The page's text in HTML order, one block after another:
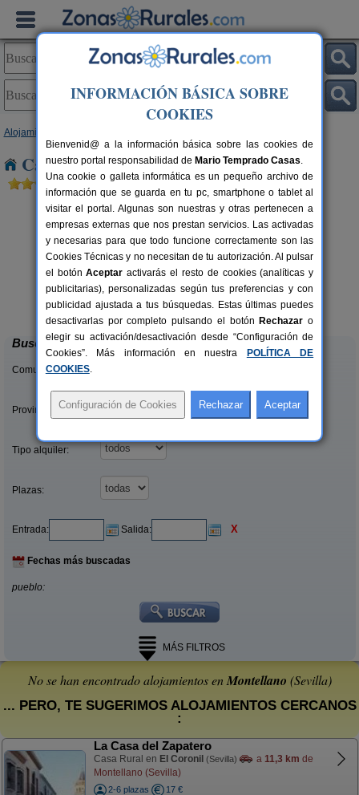
Alojamientos
Casas Rurales cerca de Montellano
2-22+3 pers.
desde15 €
Hacienda San José
Carmona (Sevilla)
Buscar
Comunidades:
Provincias/Islas:
Tipo alquiler:
Plazas:
Entrada: Salida: X
Fechas más buscadas
pueblo:
MÁS FILTROS
No se han encontrado alojamientos enMontellano (Sevilla)
... PERO, TE SUGERIMOS ALOJAMIENTOS CERCANOS
:
La Casa del Zapatero
Casa Rural en El Coronil (Sevilla) a 11,3 km de
Montellano (Sevilla)
2-6 plazas
17 €
INFORMACIÓN BÁSICA SOBRE
COOKIES
Bienvenid@ a la información básica sobre las cookies de
nuestro portal responsabilidad de Mario Temprado Casas.
Una cookie o galleta informática es un pequeño archivo de
información que se guarda en tu pc, smartphone o tablet al
visitar el portal. Algunas son nuestras y otras pertenecen a
empresas externas que nos prestan servicios. Las activadas
y necesarias para que todo funcione correctamente son las
Cookies Técnicas y no necesitan de tu autorización. Al pulsar
el botónAceptar activarás el resto de cookies (analíticas y
publicitarias), personalizadas según tus preferencias y con
publicidad ajustada a tus búsquedas. Estas últimas puedes
desactivarlas por completo pulsando el botón Rechazar o
elegir su activación/desactivación desde “Configuración de
Cookies”. Más información en nuestra
POLÍTICA DE
COOKIES.